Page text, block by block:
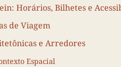
Horários, Bilhetes e
de Viagem
e Arredores
Espacial